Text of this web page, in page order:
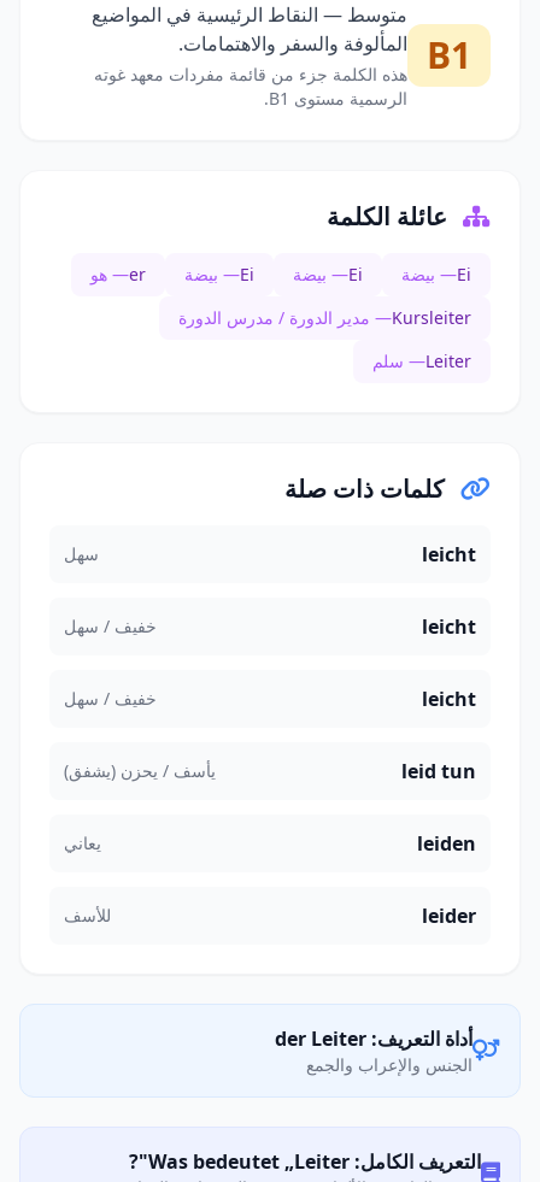
B1
متوسط — النقاط الرئيسية في المواضيع
المألوفة والسفر والاهتمامات.
هذه الكلمة جزء من قائمة مفردات معهد غوته
الرسمية مستوى B1.
عائلة الكلمة
Ei— بيضة Ei— بيضة Ei— بيضة er— هو
Kursleiter— مدير الدورة / مدرس الدورة
Leiter— سلم
كلمات ذات صلة
leicht سهل
leicht خفيف / سهل
leicht خفيف / سهل
leid tun يأسف / يحزن (يشفق)
leiden يعاني
leider للأسف
أداة التعريف: der Leiter
الجنس والإعراب والجمع
التعريف الكامل: Was bedeutet „Leiter"?